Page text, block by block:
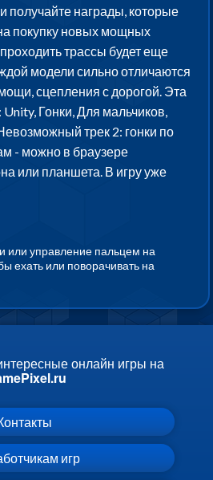
получайте награды, которые
покупку новых мощных
трассы будет еще
модели сильно отличаются
сцепления с дорогой. Эта
Гонки, Для мальчиков,
трек 2: гонки по
- можно в браузере
или планшета. В игру уже
или управление пальцем на
ехать или поворачивать на
онлайн игры на
игр